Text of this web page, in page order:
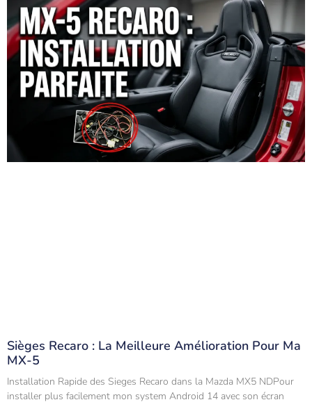
Sièges Recaro : La Meilleure Amélioration Pour Ma
MX-5
Installation Rapide des Sieges Recaro dans la Mazda MX5 NDPour
installer plus facilement mon system Android 14 avec son écran